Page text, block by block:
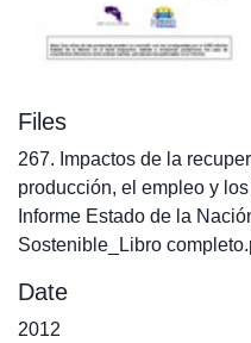
Files
267. Impactos de la
producción, el empleo y
Informe Estado de la
Sostenible_Libro
Date
2012